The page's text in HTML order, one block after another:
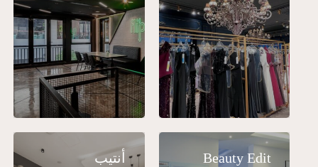
أنتيب Beauty Edit